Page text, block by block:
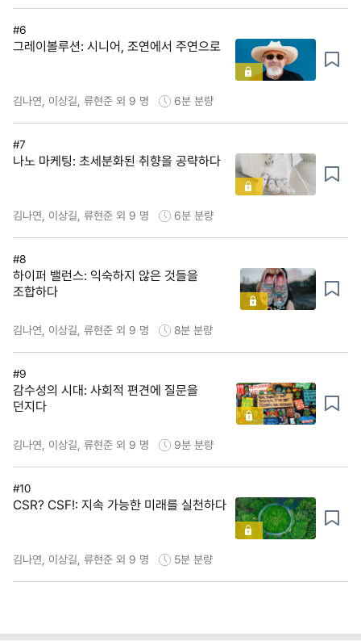
#6
그레이볼루션: 시니어, 조연에서 주연으로
김나연, 이상길, 류현준 외 9 명 6분 분량
#7
나노 마케팅: 초세분화된 취향을 공략하다
김나연, 이상길, 류현준 외 9 명 6분 분량
#8
하이퍼 밸런스: 익숙하지 않은 것들을
조합하다
김나연, 이상길, 류현준 외 9 명 8분 분량
#9
감수성의 시대: 사회적 편견에 질문을
던지다
김나연, 이상길, 류현준 외 9 명 9분 분량
#10
CSR? CSF!: 지속 가능한 미래를 실천하다
김나연, 이상길, 류현준 외 9 명 5분 분량